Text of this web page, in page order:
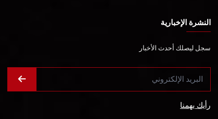
النشرة الإخبارية
سجل ليصلك أحدث الأخبار
رأيك يهمنا